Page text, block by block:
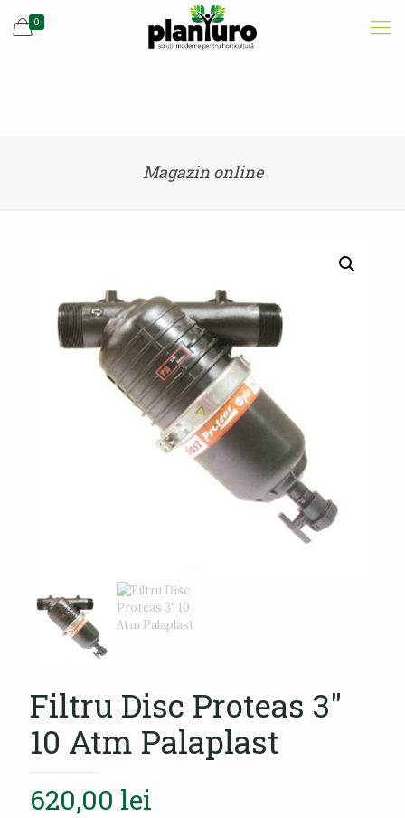
0
Magazin online
Filtru Disc Proteas 3″
10 Atm Palaplast
620,00 lei